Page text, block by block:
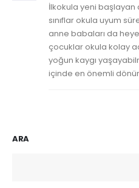
İlkokula yeni başlayan
sınıflar okula uyum
anne babaları da
çocuklar okula kolay
yoğun kaygı
içinde en önemli
ARA